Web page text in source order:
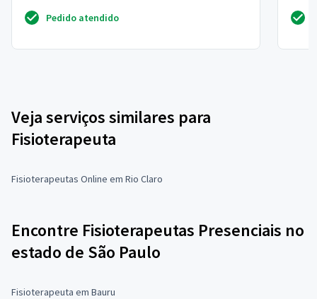
Pedido atendido
Veja serviços similares para
Fisioterapeuta
Fisioterapeutas Online em Rio Claro
Encontre Fisioterapeutas Presenciais no
estado de São Paulo
Fisioterapeuta em Bauru